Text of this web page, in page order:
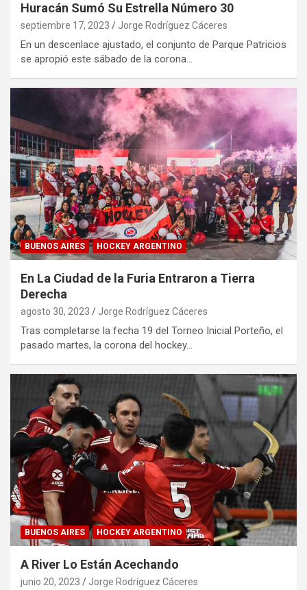
Huracán Sumó Su Estrella Número 30
septiembre 17, 2023 Jorge Rodríguez Cáceres
En un descenlace ajustado, el conjunto de Parque Patricios
se apropió este sábado de la corona…
BUENOS AIRES HOCKEY ARGENTINO
En La Ciudad de la Furia Entraron a Tierra
Derecha
agosto 30, 2023 Jorge Rodríguez Cáceres
Tras completarse la fecha 19 del Torneo Inicial Porteño, el
pasado martes, la corona del hockey…
BUENOS AIRES HOCKEY ARGENTINO
A River Lo Están Acechando
junio 20, 2023 Jorge Rodríguez Cáceres